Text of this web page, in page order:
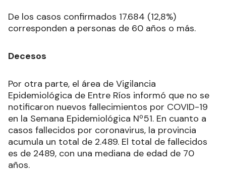
De los casos confirmados 17.684 (12,8%)
corresponden a personas de 60 años o más.
Decesos
Por otra parte, el área de Vigilancia
Epidemiológica de Entre Ríos informó que no se
notificaron nuevos fallecimientos por COVID-19
en la Semana Epidemiológica Nº51. En cuanto a
casos fallecidos por coronavirus, la provincia
acumula un total de 2.489. El total de fallecidos
es de 2489, con una mediana de edad de 70
años.